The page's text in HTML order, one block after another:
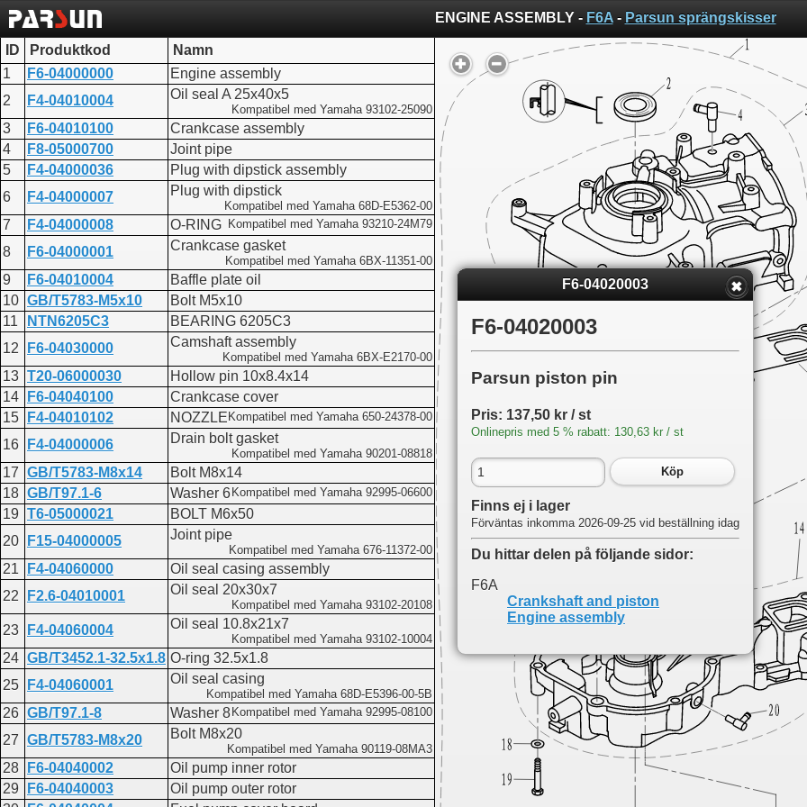
ENGINE ASSEMBLY - F6A- Parsun sprängskisser
ID Produktkod
Namn
1
F6-04000000
Engine assembly
2
F4-04010004 Oil seal A 25x40x5
Kompatibel med Yamaha 93102-25090
3 F6-04010100
Crankcase assembly
4
F8-05000700
Joint pipe
5
F4-04000036
Plug with dipstick assembly
6
F4-04000007 Plug with dipstick
Kompatibel med Yamaha 68D-E5362-00
7 F4-04000008 O-RING Kompatibel med Yamaha 93210-24M79
8 F6-04000001 Crankcase gasket
Kompatibel med Yamaha 6BX-11351-00
9 F6-04010004
Baffle plate oil
10 GB/T5783-M5x10
Bolt M5x10
11
NTN6205C3
BEARING 6205C3
12
F6-04030000 Camshaft assembly
Kompatibel med Yamaha 6BX-E2170-00
13 T20-06000030
Hollow pin 10x8.4x14
14
F6-04040100
Crankcase cover
15
F4-04010102 NOZZLE Kompatibel med Yamaha 650-24378-00
16 F4-04000006 Drain bolt gasket
Kompatibel med Yamaha 90201-08818
17 GB/T5783-M8x14
Bolt M8x14
18 GB/T97.1-6 Washer 6 Kompatibel med Yamaha 92995-06600
19 T6-05000021
BOLT M6x50
20
F15-04000005 Joint pipe
Kompatibel med Yamaha 676-11372-00
21 F4-04060000
Oil seal casing assembly
22
F2.6-04010001 Oil seal 20x30x7
Kompatibel med Yamaha 93102-20108
23 F4-04060004 Oil seal 10.8x21x7
Kompatibel med Yamaha 93102-10004
24 GB/T3452.1-32.5x1.8 O-ring 32.5x1.8
25
F4-04060001 Oil seal casing
Kompatibel med Yamaha 68D-E5396-00-5B
26 GB/T97.1-8 Washer 8 Kompatibel med Yamaha 92995-08100
27 GB/T5783-M8x20 Bolt M8x20
Kompatibel med Yamaha 90119-08MA3
28 F6-04040002
Oil pump inner rotor
29
F6-04040003
Oil pump outer rotor
F6-04020003
F6-04020003
Parsun piston pin
Pris: 137,50 kr / st
Onlinepris med 5 % rabatt: 130,63 kr / st
Köp
Finns ej i lager
Förväntas inkomma 2026-09-25 vid beställning idag
Du hittar delen på följande sidor:
F6A
Crankshaft and piston
Engine assembly